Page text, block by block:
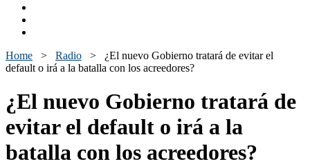
Home > Radio > ¿El nuevo Gobierno tratará de evitar el
default o irá a la batalla con los acreedores?
¿El nuevo Gobierno tratará de
evitar el default o irá a la
batalla con los acreedores?